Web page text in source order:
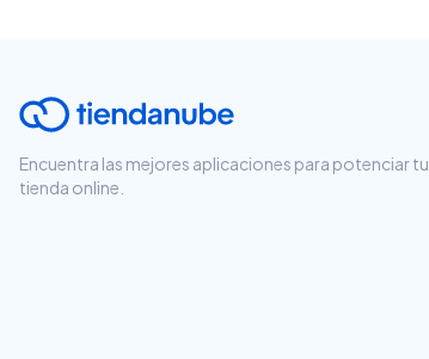
Encuentra las mejores aplicaciones para potenciar tu
tienda online.